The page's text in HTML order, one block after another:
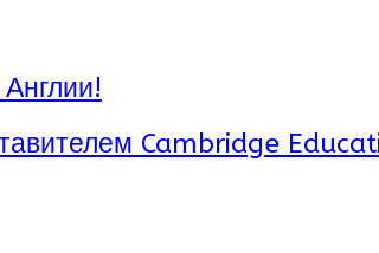
Cambridge